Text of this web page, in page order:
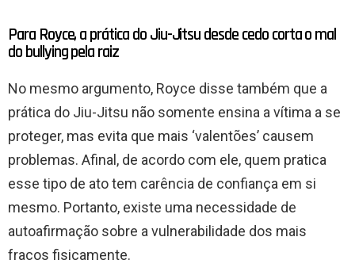
Para Royce, a prática do Jiu-Jitsu desde cedo corta o mal
do bullying pela raiz
No mesmo argumento, Royce disse também que a
prática do Jiu-Jitsu não somente ensina a vítima a se
proteger, mas evita que mais ‘valentões’ causem
problemas. Afinal, de acordo com ele, quem pratica
esse tipo de ato tem carência de confiança em si
mesmo. Portanto, existe uma necessidade de
autoafirmação sobre a vulnerabilidade dos mais
fracos fisicamente.